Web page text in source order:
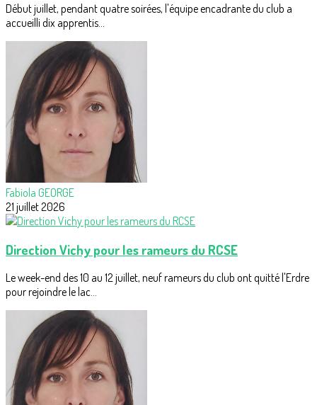
Début juillet, pendant quatre soirées, l'équipe encadrante du club a
accueilli dix apprentis...
Fabiola GEORGE
21 juillet 2026
Direction Vichy pour les rameurs du RCSE
Le week-end des 10 au 12 juillet, neuf rameurs du club ont quitté l'Erdre
pour rejoindre le lac...